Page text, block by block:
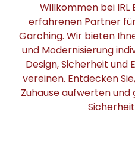
Willkommen bei
erfahrenen Partner
Garching. Wir bieten
und Modernisierung
Design, Sicherheit und
vereinen. Entdecken
Zuhause aufwerten